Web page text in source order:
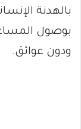
بالهدنة
بوصول
ودون عوائق.